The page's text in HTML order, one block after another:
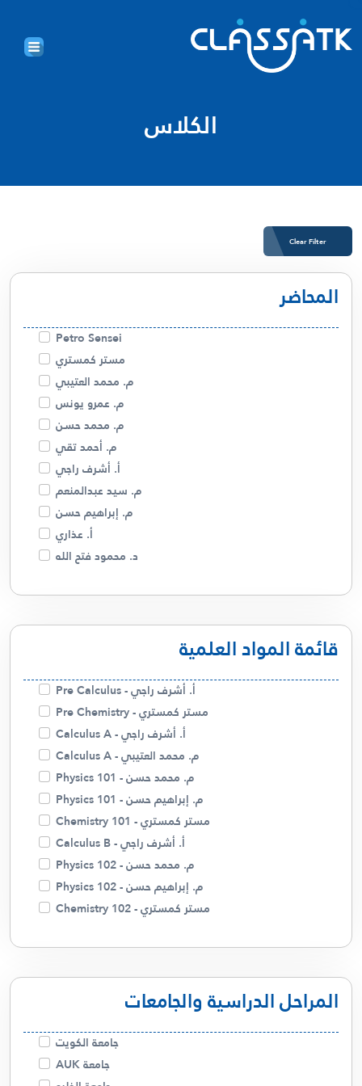
الكلاس
Clear Filter
المحاضر
Petro Sensei
مستر كمستري
م. محمد العتيبي
م. عمرو يونس
م. محمد حسن
م. أحمد تقي
أ. أشرف راجي
م. سيد عبدالمنعم
م. إبراهيم حسن
أ. عذاري
د. محمود فتح الله
د. أمل السيد
م. مريم الجدحي
م. عمرو كسبه
أ. سالم الشمري
أ. أسامة شاهين
م. زينب
أ . منار
أ. غالية حسن
م. ميساء
د. صلاح الفضلي
قائمة المواد العلمية
أ. أشرف راجي - Pre Calculus
مستر كمستري - Pre Chemistry
أ. أشرف راجي - Calculus A
م. محمد العتيبي - Calculus A
م. محمد حسن - Physics 101
م. إبراهيم حسن - Physics 101
مستر كمستري - Chemistry 101
أ. أشرف راجي - Calculus B
م. محمد حسن - Physics 102
م. إبراهيم حسن - Physics 102
مستر كمستري - Chemistry 102
م. محمد حسن - Physics 121
أ. أشرف راجي - Linear Algebra
أ. أشرف راجي - Calculus C
م. محمد العتيبي - Calculus C
أ. أشرف راجي - Differential Equations
المراحل الدراسية والجامعات
جامعة الكويت
جامعة AUK